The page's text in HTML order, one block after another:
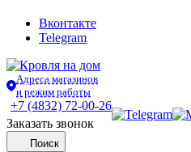
Вконтакте
Telegram
Адреса магазинов
и режим работы
+7 (4832) 72-00-26
Заказать звонок
Поиск